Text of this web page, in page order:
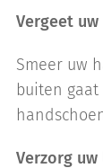
Vergeet
Smeer uw
buiten
Verzorg